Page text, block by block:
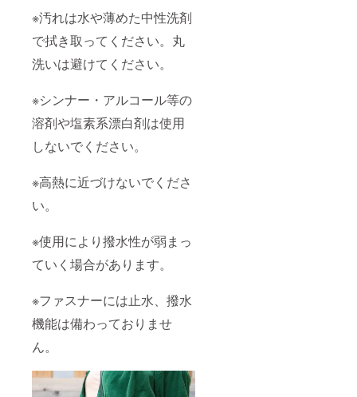
※汚れは水や薄めた中性洗剤
で拭き取ってください。丸
洗いは避けてください。
※シンナー・アルコール等の
溶剤や塩素系漂白剤は使用
しないでください。
※高熱に近づけないでくださ
い。
※使用により撥水性が弱まっ
ていく場合があります。
※ファスナーには止水、撥水
機能は備わっておりませ
ん。